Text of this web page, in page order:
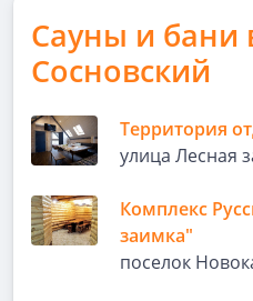
Сауны и бани
Сосновский
Территория
улица Лесная
Комплекс
заимка"
поселок